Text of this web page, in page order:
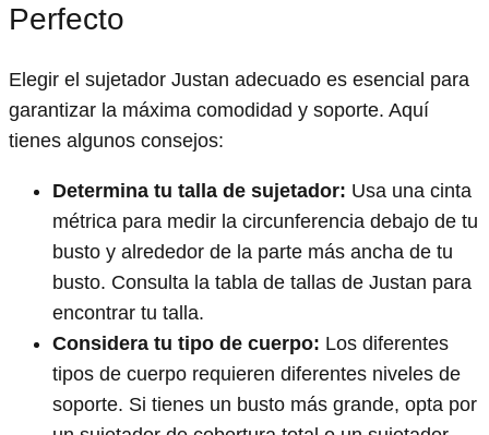
Perfecto
Elegir el sujetador Justan adecuado es esencial para
garantizar la máxima comodidad y soporte. Aquí
tienes algunos consejos:
Determina tu talla de sujetador: Usa una cinta
métrica para medir la circunferencia debajo de tu
busto y alrededor de la parte más ancha de tu
busto. Consulta la tabla de tallas de Justan para
encontrar tu talla.
Considera tu tipo de cuerpo: Los diferentes
tipos de cuerpo requieren diferentes niveles de
soporte. Si tienes un busto más grande, opta por